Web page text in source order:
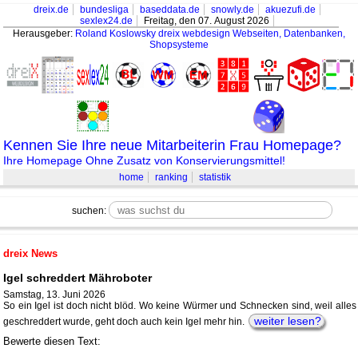
dreix.de bundesliga baseddata.de snowly.de
akuezufi.de
sexlex24.de
Freitag, den 07. August 2026
Herausgeber: Roland Koslowsky dreix webdesign Webseiten, Datenbanken,
Shopsysteme
Kennen Sie Ihre neue Mitarbeiterin Frau Homepage?
Ihre Homepage Ohne Zusatz von Konservierungsmittel!
home ranking statistik
suchen:
dreix News
Igel schreddert Mähroboter
Samstag, 13. Juni 2026
So ein Igel ist doch nicht blöd. Wo keine Würmer und Schnecken sind, weil alles
geschreddert wurde, geht doch auch kein Igel mehr hin.
weiter lesen?
Bewerte diesen Text: